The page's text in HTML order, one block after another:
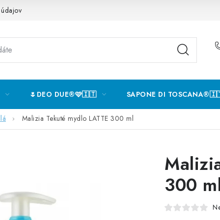
🌷DEO DUE®️🩷🇮🇹 SAPONE DI
Malizia Tekuté mydlo LATTE 300 ml
300